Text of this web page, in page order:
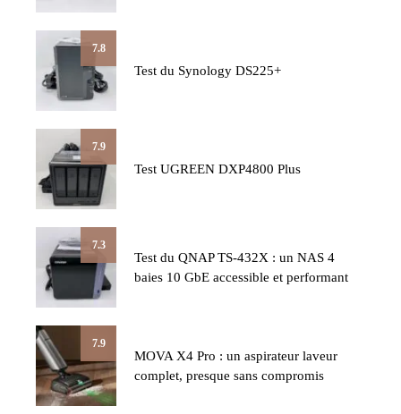
7.8
Test du Synology DS225+
7.9
Test UGREEN DXP4800 Plus
7.3
Test du QNAP TS-432X : un NAS 4
baies 10 GbE accessible et performant
7.9
MOVA X4 Pro : un aspirateur laveur
complet, presque sans compromis